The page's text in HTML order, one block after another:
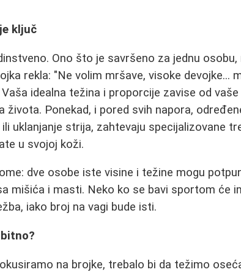
ključ
Ono što je savršeno za jednu
rekla: "Ne volim mršave, visoke devojke...
idealna težina i proporcije zavise od
života. Ponekad, i pored svih napora,
ili uklanjanje strija, zahtevaju specijalizovane
u svojoj koži.
dve osobe iste visine i težine mogu
mišića i masti. Neko ko se bavi sportom će
iako broj na vagi bude isti.
na brojke, trebalo bi da težimo